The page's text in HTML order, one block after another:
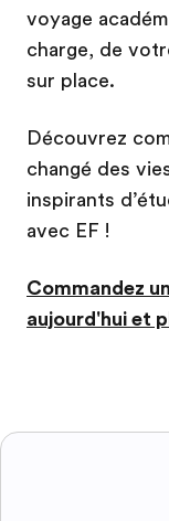
voyage
charge, de
sur place.
Découvrez
changé des
inspirants
avec EF !
Commandez
aujourd'hui et